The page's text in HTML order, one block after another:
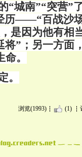
“城南”“突营”
历——“百战沙
是因为他有相
”；另一方面
。
。
浏览(1993) (1)